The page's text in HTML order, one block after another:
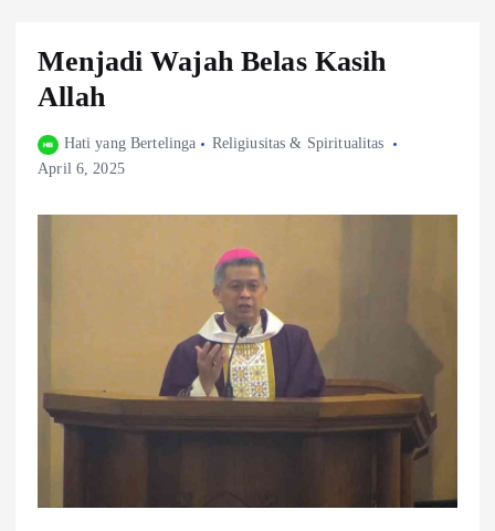
Menjadi Wajah Belas Kasih
Allah
Hati yang Bertelinga
Religiusitas & Spiritualitas
April 6, 2025